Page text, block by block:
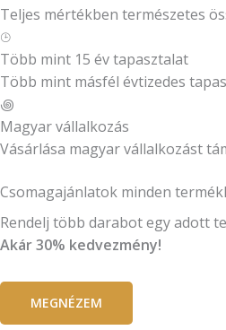
Teljes mértékben természetes
⌚︎
Több mint 15 év tapasztalat
Több mint másfél évtizedes
꩜
Magyar vállalkozás
Vásárlása magyar vállalkozást
Csomagajánlatok minden
Rendelj több darabot egy adott
Akár 30% kedvezmény!
MEGNÉZEM